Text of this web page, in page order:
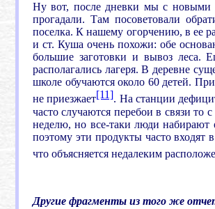
Ну вот, после дневки мы с новыми
прогадали. Там посоветовали
поселка. К нашему огорчению, в ее
и ст. Куша очень похожи: обе
большие заготовки и вывоз леса.
располагались лагеря. В деревне
школе обучаются около 60 детей.
не приезжает[11]. На станции
часто случаются перебои в связи
неделю, но все-таки люди набирают
поэтому эти продукты часто
что объясняется недалеким
Другие фрагменты из того же